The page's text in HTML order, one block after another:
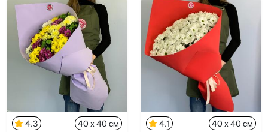
4.3 40 x 40 см 4.1 40 x 40 см